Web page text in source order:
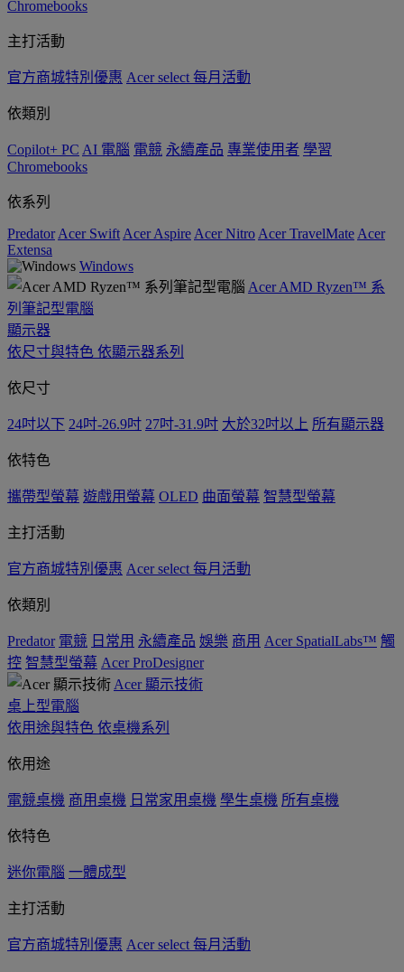
Chromebooks
主打活動
官方商城特別優惠 Acer select 每月活動
依類別
Copilot+ PC AI 電腦 電競 永續產品 專業使用者 學習
Chromebooks
依系列
Predator Acer Swift Acer Aspire Acer Nitro Acer TravelMate Acer
Extensa
Windows
Acer AMD Ryzen™ 系
列筆記型電腦
顯示器
依尺寸與特色 依顯示器系列
依尺寸
24吋以下 24吋-26.9吋 27吋-31.9吋 大於32吋以上 所有顯示器
依特色
攜帶型螢幕 遊戲用螢幕 OLED 曲面螢幕 智慧型螢幕
主打活動
官方商城特別優惠 Acer select 每月活動
依類別
Predator 電競 日常用 永續產品 娛樂 商用 Acer SpatialLabs™ 觸
控 智慧型螢幕 Acer ProDesigner
Acer 顯示技術
桌上型電腦
依用途與特色 依桌機系列
依用途
電競桌機 商用桌機 日常家用桌機 學生桌機 所有桌機
依特色
迷你電腦 一體成型
主打活動
官方商城特別優惠 Acer select 每月活動